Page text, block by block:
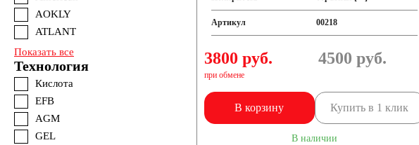
AOKLY
ATLANT
Показать все
Технология
Кислота
EFB
AGM
GEL
Артикул 00218
3800 руб.
при обмене
4500 руб.
В корзину Купить в 1 клик
В наличии